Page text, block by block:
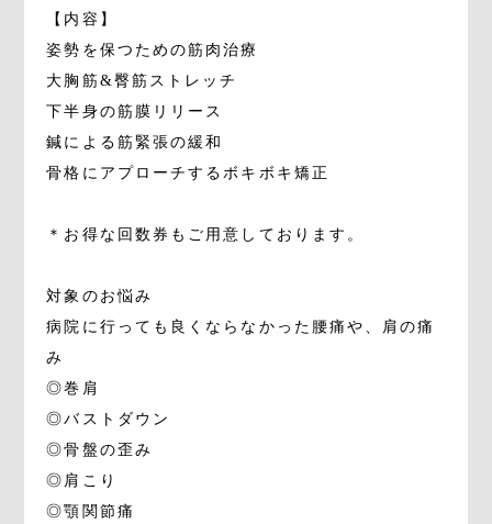
【内容】
姿勢を保つための筋肉治療
大胸筋&臀筋ストレッチ
下半身の筋膜リリース
鍼による筋緊張の緩和
骨格にアプローチするボキボキ矯正
＊お得な回数券もご用意しております。
対象のお悩み
病院に行っても良くならなかった腰痛や、肩の痛
み
◎巻肩
◎バストダウン
◎骨盤の歪み
◎肩こり
◎顎関節痛